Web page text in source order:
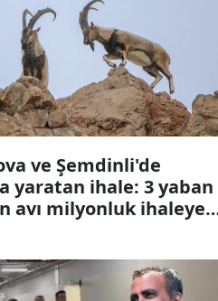
ve Şemdinli'de
yaratan ihale: 3 yaban
avı milyonluk ihaleye